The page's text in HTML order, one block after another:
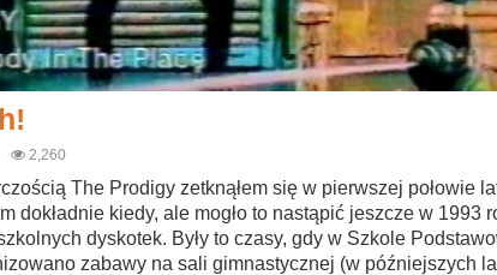
2,260
The Prodigy zetknąłem się w pierwszej połowie
dokładnie kiedy, ale mogło to nastąpić jeszcze w 1993
dyskotek. Były to czasy, gdy w Szkole
zabawy na sali gimnastycznej (w późniejszych